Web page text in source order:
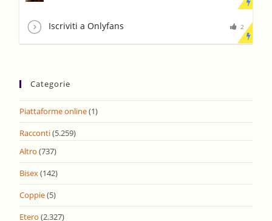
Iscriviti a Onlyfans 2
Categorie
Piattaforme online(1)
Racconti(5.259)
Altro (737)
Bisex(142)
Coppie(5)
Etero (2.327)